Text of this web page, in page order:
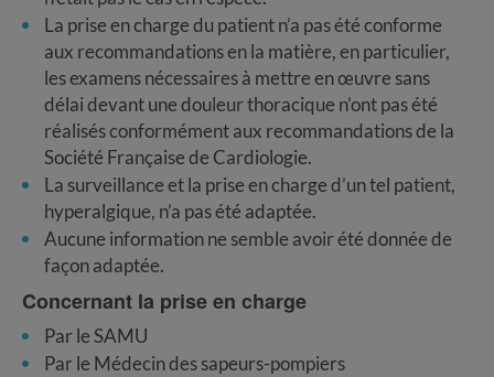
La prise en charge du patient n’a pas été conforme
aux recommandations en la matière, en particulier,
les examens nécessaires à mettre en œuvre sans
délai devant une douleur thoracique n’ont pas été
réalisés conformément aux recommandations de la
Société Française de Cardiologie.
La surveillance et la prise en charge d’un tel patient,
hyperalgique, n’a pas été adaptée.
Aucune information ne semble avoir été donnée de
façon adaptée.
Concernant la prise en charge
Par le SAMU
Par le Médecin des sapeurs-pompiers